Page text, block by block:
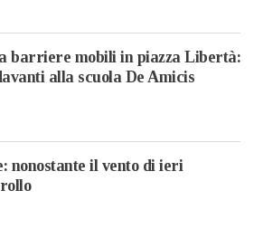
barriere mobili in piazza Libertà:
alla scuola De Amicis
nonostante il vento di ieri